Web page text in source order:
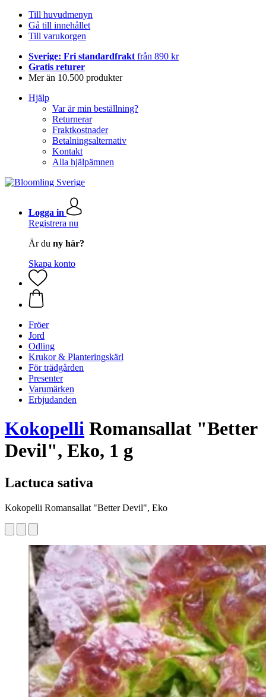
Till huvudmenyn
Gå till innehållet
Till varukorgen
Sverige: Fri standardfrakt från 890 kr
Gratis returer
Mer än 10.500 produkter
Hjälp
Var är min beställning?
Returnerar
Fraktkostnader
Betalningsalternativ
Kontakt
Alla hjälpämnen
Logga in
Registrera nu
Är du ny här?
Skapa konto
Fröer
Jord
Odling
Krukor & Planteringskärl
För trädgården
Presenter
Varumärken
Erbjudanden
Kokopelli Romansallat "Better
Devil", Eko, 1 g
Lactuca sativa
Kokopelli Romansallat "Better Devil", Eko